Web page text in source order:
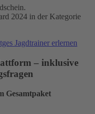
2024 in der Kategorie
– inklusive
Gesamtpaket